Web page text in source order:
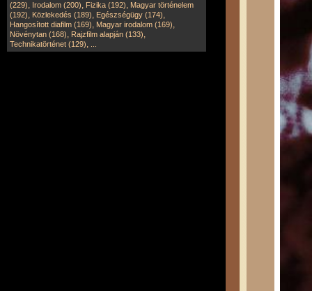
(229), Irodalom (200), Fizika (192), Magyar történelem
(192), Közlekedés (189), Egészségügy (174),
Hangosított diafilm (169), Magyar irodalom (169),
Növénytan (168), Rajzfilm alapján (133),
Technikatörténet (129),